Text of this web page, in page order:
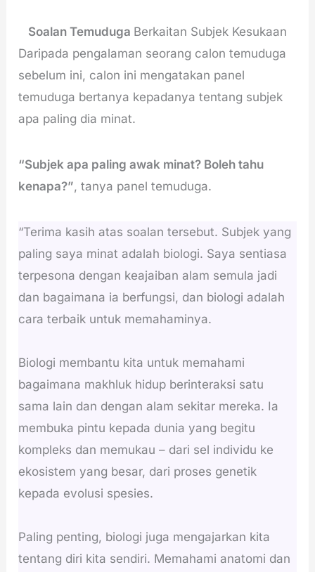
Soalan Temuduga Berkaitan Subjek Kesukaan
Daripada pengalaman seorang calon temuduga
sebelum ini, calon ini mengatakan panel
temuduga bertanya kepadanya tentang subjek
apa paling dia minat.
“Subjek apa paling awak minat? Boleh tahu
kenapa?”, tanya panel temuduga.
“Terima kasih atas soalan tersebut. Subjek yang
paling saya minat adalah biologi. Saya sentiasa
terpesona dengan keajaiban alam semula jadi
dan bagaimana ia berfungsi, dan biologi adalah
cara terbaik untuk memahaminya.
Biologi membantu kita untuk memahami
bagaimana makhluk hidup berinteraksi satu
sama lain dan dengan alam sekitar mereka. Ia
membuka pintu kepada dunia yang begitu
kompleks dan memukau – dari sel individu ke
ekosistem yang besar, dari proses genetik
kepada evolusi spesies.
Paling penting, biologi juga mengajarkan kita
tentang diri kita sendiri. Memahami anatomi dan